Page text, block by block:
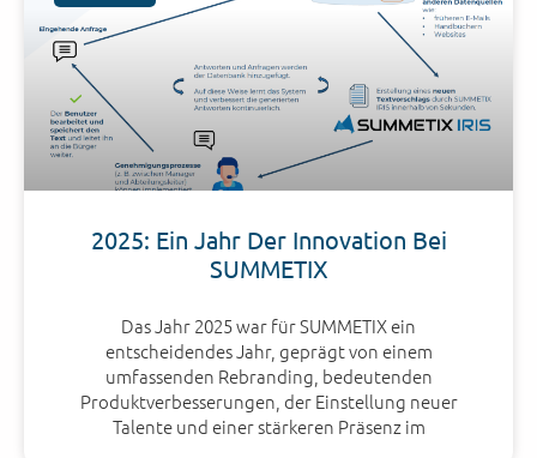
2025: Ein Jahr Der Innovation Bei
SUMMETIX
Das Jahr 2025 war für SUMMETIX ein
entscheidendes Jahr, geprägt von einem
umfassenden Rebranding, bedeutenden
Produktverbesserungen, der Einstellung neuer
Talente und einer stärkeren Präsenz im